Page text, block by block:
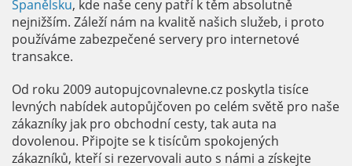
Španělsku, kde naše ceny patří k těm absolutně
nejnižším. Záleží nám na kvalitě našich služeb, i proto
používáme zabezpečené servery pro internetové
transakce.
Od roku 2009 autopujcovnalevne.cz poskytla tisíce
levných nabídek autopůjčoven po celém světě pro naše
zákazníky jak pro obchodní cesty, tak auta na
dovolenou. Připojte se k tisícům spokojených
zákazníků, kteří si rezervovali auto s námi a získejte